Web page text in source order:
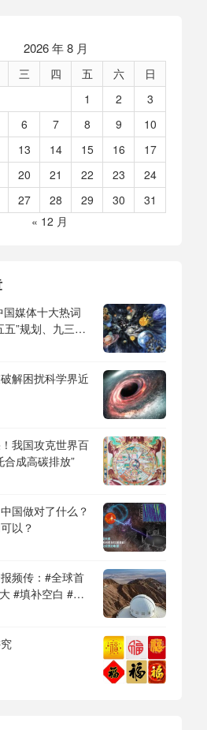
2026 年 8 月
三 四 五 六
日
1
2
3
6 7 8 9
10
13 14 15 16
17
20 21 22 23
24
27 28 29 30
31
« 12 月
媒体十大热词
五”规划、九三阅
倡议、
超、票根经济、
学素养、网络生
解困扰科学界近
我国攻克世界百
合成高碳排放”
国做对了什么？
以？
频传：#全球首
#填补空白 #突